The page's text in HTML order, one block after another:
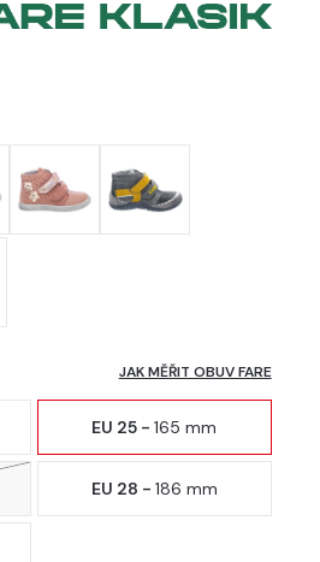
JAK MĚŘIT OBUV FARE
EU 25 -165 mm
EU 28 - 186 mm